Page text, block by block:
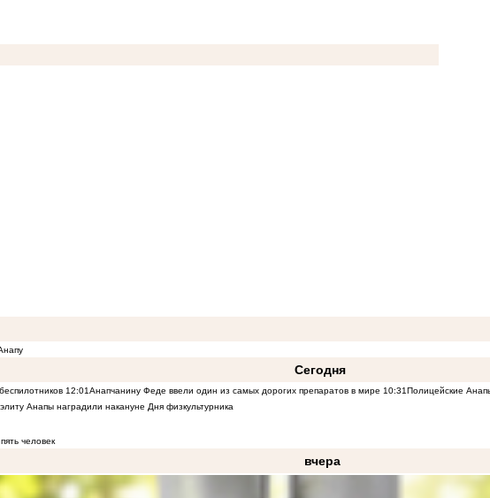
Сегодня
12:01Анапчанину Феде ввели один из самых дорогих препаратов в мире 10:31Полицейские
Анапы наградили накануне Дня физкультурника
человек
вчера